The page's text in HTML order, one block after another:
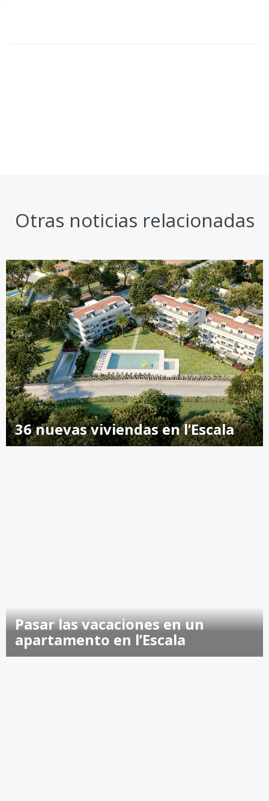
Otras noticias relacionadas
36 nuevas viviendas en l’Escala
Pasar las vacaciones en un
apartamento en l’Escala